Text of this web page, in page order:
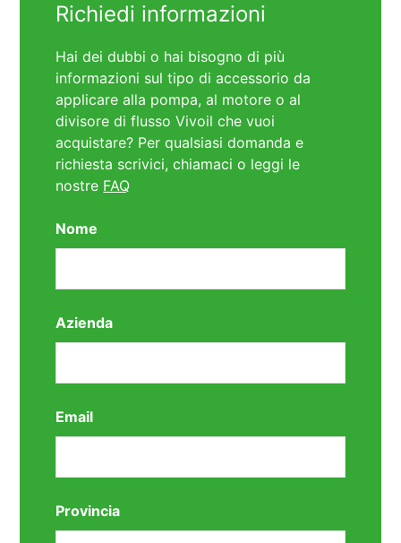
Richiedi informazioni
Hai dei dubbi o hai bisogno di più
informazioni sul tipo di accessorio da
applicare alla pompa, al motore o al
divisore di flusso Vivoil che vuoi
acquistare? Per qualsiasi domanda e
richiesta scrivici, chiamaci o leggi le
nostre FAQ
Nome
Azienda
Email
Provincia